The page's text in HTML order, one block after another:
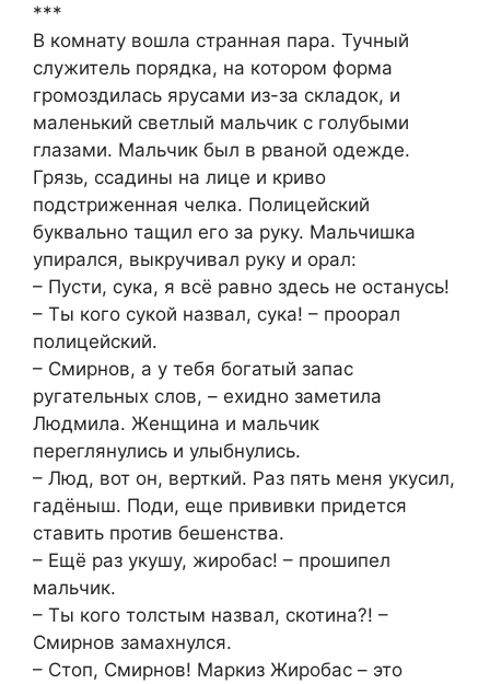
***
В комнату вошла странная пара. Тучный
служитель порядка, на котором форма
громоздилась ярусами из-за складок, и
маленький светлый мальчик с голубыми
глазами. Мальчик был в рваной одежде.
Грязь, ссадины на лице и криво
подстриженная челка. Полицейский
буквально тащил его за руку. Мальчишка
упирался, выкручивал руку и орал:
– Пусти, сука, я всё равно здесь не останусь!
– Ты кого сукой назвал, сука! – проорал
полицейский.
– Смирнов, а у тебя богатый запас
ругательных слов, – ехидно заметила
Людмила. Женщина и мальчик
переглянулись и улыбнулись.
– Люд, вот он, верткий. Раз пять меня укусил,
гадёныш. Поди, еще прививки придется
ставить против бешенства.
– Ещё раз укушу, жиробас! – прошипел
мальчик.
– Ты кого толстым назвал, скотина?! –
Смирнов замахнулся.
– Стоп, Смирнов! Маркиз Жиробас – это